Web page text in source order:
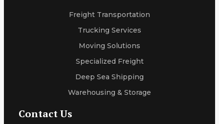
Freight Transportation
Trucking Services
Moving Solutions
Specialized Freight
Deep Sea Shipping
Warehousing & Storage
Contact Us